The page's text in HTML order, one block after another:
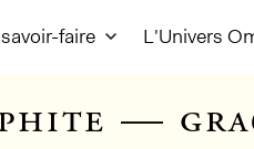
faire L'Univers
—